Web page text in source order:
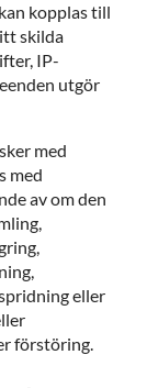
kopplas till
skilda
IP-
utgör
med
med
av om den
eller
förstöring.